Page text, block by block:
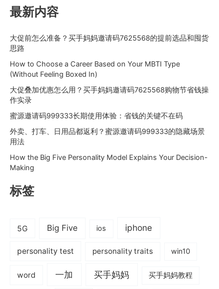
最新内容
大促前怎么准备？买手妈妈邀请码7625568的提前选品和囤货
思路
How to Choose a Career Based on Your MBTI Type
(Without Feeling Boxed In)
大促叠加优惠怎么用？买手妈妈邀请码7625568购物节省钱操
作实录
蜜源邀请码999333长期使用体验：省钱的关键不在码
外卖、打车、日用品都返利？蜜源邀请码999333的隐藏场景
用法
How the Big Five Personality Model Explains Your Decision-
Making
标签
5G Big Five ios iphone
personality test personality traits win10
word 一加 买手妈妈 买手妈妈教程